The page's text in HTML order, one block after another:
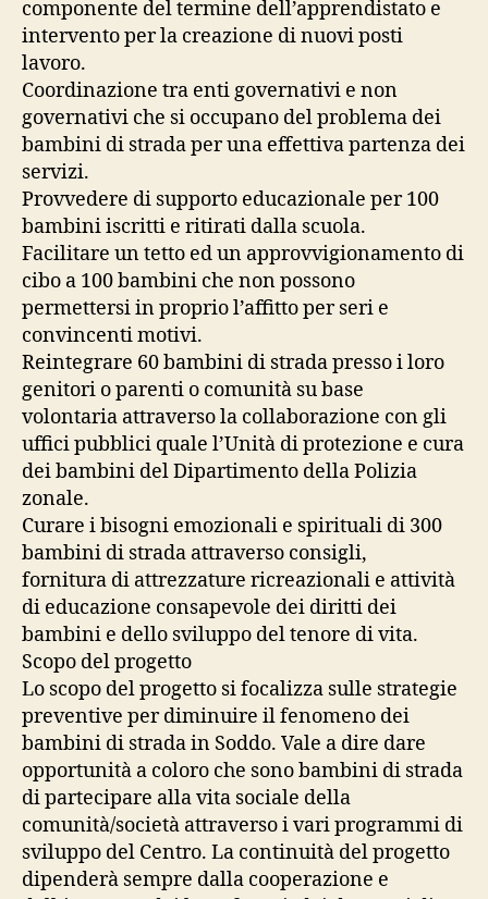
componente del termine dell’apprendistato e
intervento per la creazione di nuovi posti
lavoro.
Coordinazione tra enti governativi e non
governativi che si occupano del problema dei
bambini di strada per una effettiva partenza dei
servizi.
Provvedere di supporto educazionale per 100
bambini iscritti e ritirati dalla scuola.
Facilitare un tetto ed un approvvigionamento di
cibo a 100 bambini che non possono
permettersi in proprio l’affitto per seri e
convincenti motivi.
Reintegrare 60 bambini di strada presso i loro
genitori o parenti o comunità su base
volontaria attraverso la collaborazione con gli
uffici pubblici quale l’Unità di protezione e cura
dei bambini del Dipartimento della Polizia
zonale.
Curare i bisogni emozionali e spirituali di 300
bambini di strada attraverso consigli,
fornitura di attrezzature ricreazionali e attività
di educazione consapevole dei diritti dei
bambini e dello sviluppo del tenore di vita.
Scopo del progetto
Lo scopo del progetto si focalizza sulle strategie
preventive per diminuire il fenomeno dei
bambini di strada in Soddo. Vale a dire dare
opportunità a coloro che sono bambini di strada
di partecipare alla vita sociale della
comunità/società attraverso i vari programmi di
sviluppo del Centro. La continuità del progetto
dipenderà sempre dalla cooperazione e